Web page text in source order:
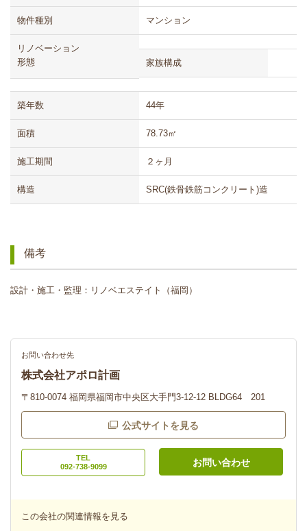
物件種別 マンション
リノベーション
形態
家族構成
築年数 44年
面積 78.73㎡
施工期間 ２ヶ月
構造 SRC(鉄骨鉄筋コンクリート)造
備考
設計・施工・監理：リノベエステイト（福岡）
お問い合わせ先
株式会社アポロ計画
〒810-0074 福岡県福岡市中央区大手門3-12-12 BLDG64 201
公式サイトを見る
TEL
092-738-9099
お問い合わせ
この会社の関連情報を見る